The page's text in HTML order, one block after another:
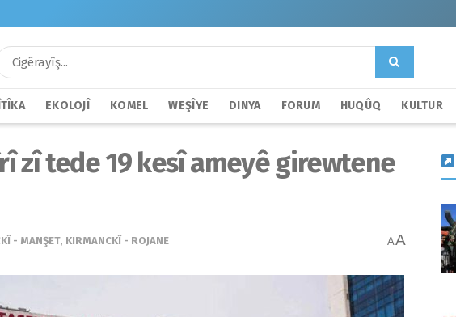
EKOLOJÎ KOMEL WEŞÎYE DINYA FORUM HUQÛQ KULTUR
zî tede 19 kesî ameyê girewtene
- MANŞET, KIRMANCKÎ - ROJANE AA